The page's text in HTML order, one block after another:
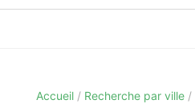
Accueil Recherche par ville